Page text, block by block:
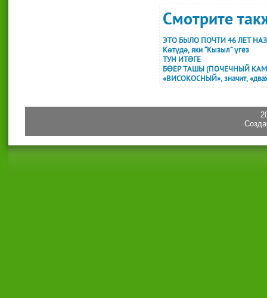
Смотрите
ЭТО БЫЛО ПОЧТИ 46 ЛЕТ
Көтүдә, яки “Кызыл” үгез
ТУН ИТӘГЕ
БӨЕР ТАШЫ (ПОЧЕЧНЫЙ
«ВИСОКОСНЫЙ», значит,